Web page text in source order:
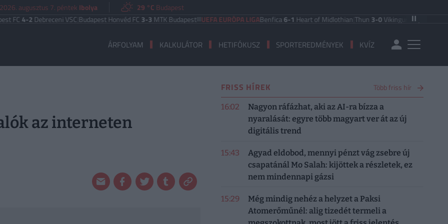
2026. augusztus 7. péntek Ibolya 29 °C Budapest
4-2Debreceni VSC|Budapest Honvéd FC3-3MTK Budapest UEFA EURÓPA LIGABenfica6-1Heart of Midlothian|Thun3-0Vikingur Reykjavik
ÁRFOLYAM KALKULÁTOR HETIFÓKUSZ SPORTEREDMÉNYEK KVÍZ
az interneten
FRISS HÍREK Több friss hír
16:02
Nagyon ráfázhat, aki az AI-ra bízza a
nyaralását: egyre több magyart ver át az új
digitális trend
15:43
Agyad eldobod, mennyi pénzt vág zsebre új
csapatánál Mo Salah: kijöttek a részletek, ez
nem mindennapi gázsi
15:29
Még mindig nehéz a helyzet a Paksi
Atomerőműnél: alig tizedét termeli a